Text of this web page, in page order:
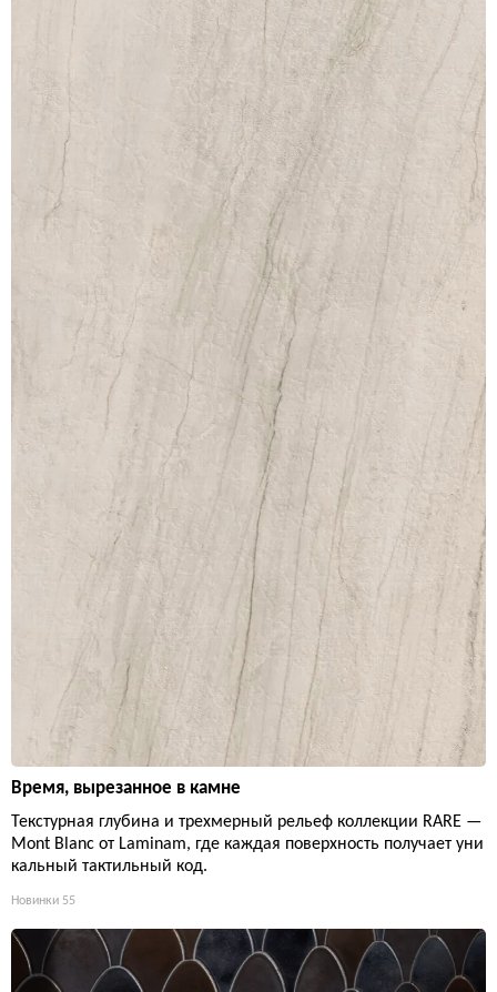
Время, вырезанное в камне
Текстурная глубина и трехмерный рельеф коллекции RARE —
Mont Blanc от Laminam, где каждая поверхность получает уни
кальный тактильный код.
Новинки 55